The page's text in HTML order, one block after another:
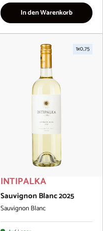
In den Warenkorb
1x0,75
INTIPALKA
Sauvignon Blanc 2025
Sauvignon Blanc